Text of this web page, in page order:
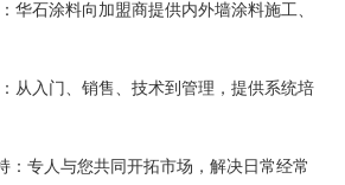
华石涂料向加盟商提供内外墙涂料施工、
从入门、销售、技术到管理，提供系统培
：专人与您共同开拓市场，解决日常经常